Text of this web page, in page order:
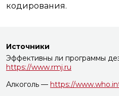
кодирования.
Источники
Эффективны ли программы
https://www.rmj.ru
Алкоголь — https://